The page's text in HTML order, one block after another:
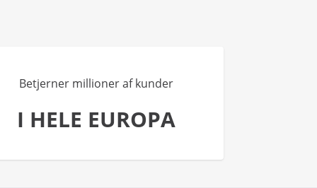
Betjerner millioner af kunder
I HELE EUROPA